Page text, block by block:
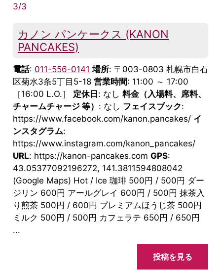
3/3
カノン パンケークス (KANON
PANCAKES)
電話: 011-556-0141 場所: 〒003-0803 札幌市白石
区菊水3条5丁目5-18 営業時間: 11:00 ～ 17:00
［16:00 L.O.］ 定休日 : なし 料金（入場料、席料、
チャームチャージ 等） : なし フェイスブック:
https://www.facebook.com/kanon.pancakes/ イ
ンスタグラム:
https://www.instagram.com/kanon_pancakes/
URL: https://kanon-pancakes.com GPS:
43.05377092196272, 141.3811594808042
(Google Maps) Hot / Ice 珈琲 500円 / 500円 ダー
ジリン 600円 アールグレイ 600円 / 500円 抹茶入
り煎茶 500円 / 600円 プレミアムほうじ茶 500円
ミルク 500円 / 500円 カフェラテ 650円 / 650円
...
投稿を見る